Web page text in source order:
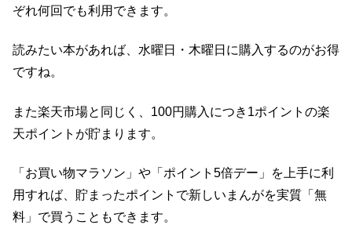
ぞれ何回でも利用できます。
読みたい本があれば、水曜日・木曜日に購入するのがお得
ですね。
また楽天市場と同じく、100円購入につき1ポイントの楽
天ポイントが貯まります。
「お買い物マラソン」や「ポイント5倍デー」を上手に利
用すれば、貯まったポイントで新しいまんがを実質「無
料」で買うこともできます。